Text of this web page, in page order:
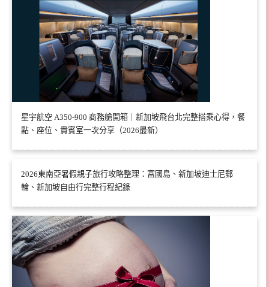
星宇航空 A350-900 商務艙開箱｜新加坡飛台北完整搭乘心得，餐
點、座位、貴賓室一次分享（2026最新）
2026東南亞暑假親子旅行攻略整理：富國島、新加坡迪士尼郵
輪、新加坡自由行完整行程紀錄